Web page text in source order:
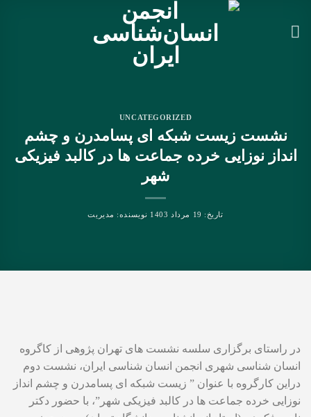
UNCATEGORIZED
نشست زیست شبکه ای پسامدرن و چشم
انداز نوزایی خرده جماعت ها در کالبد فیزیکی
شهر
تاریخ: 19 مرداد 1403 نویسنده: مدیریت
در راستای برگزاری سلسه نشست های تهران پژوهی از کاگروه
انسان شناسی شهری انجمن انسان شناسی ایران، نشست دوم
دراین کارگروه با عنوان ” زیست شبکه ای پسامدرن و چشم انداز
نوزایی خرده جماعت ها در کالبد فیزیکی شهر”، با حضور دکتر